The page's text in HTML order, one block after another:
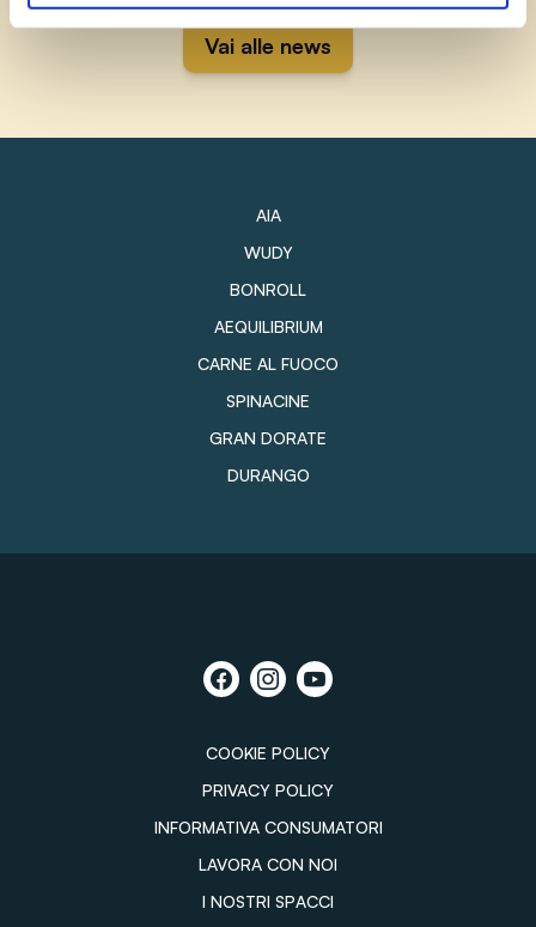
Vai alle news
AIA
WUDY
BONROLL
AEQUILIBRIUM
CARNE AL FUOCO
SPINACINE
GRAN DORATE
DURANGO
COOKIE POLICY
PRIVACY POLICY
INFORMATIVA CONSUMATORI
LAVORA CON NOI
I NOSTRI SPACCI